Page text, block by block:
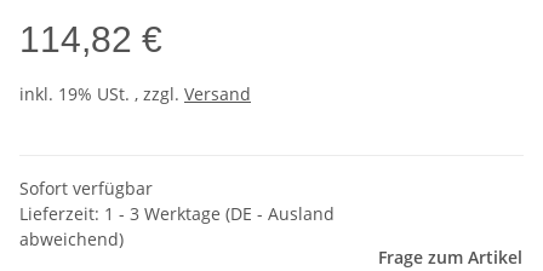
114,82 €
inkl. 19% USt. , zzgl. Versand
Sofort verfügbar
Lieferzeit: 1 - 3 Werktage (DE - Ausland
abweichend)
Frage zum Artikel